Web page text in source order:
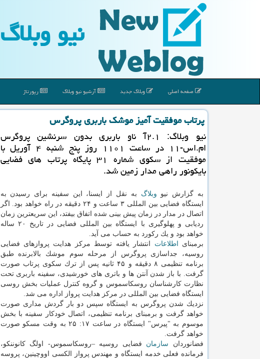
نیو وبلاگ
صفحه اصلی وبلاگ جدید آرشیو نیو وبلاگ رپورتاژ
پرتاب موفقیت آمیز موشك باربری پروگرس
نیو وبلاگ: ۲.۱آ ناو باربری بدون سرنشین پروگرس
ام.اس-۱۱ در ساعت ۱۱۰۱ روز پنج شنبه ۴ آوریل با
موفقیت از سكوی شماره ۳۱ پایگاه پرتاب های فضایی
بایكونور راهی مدار زمین شد.
به گزارش نیو وبلاگ به نقل از ایسنا، این سفینه برای رسیدن به
ایستگاه فضایی بین المللی ۳ ساعت و ۲۴ دقیقه در راه خواهد بود. اگر
اتصال در مدار در زمان پیش بینی شده اتفاق بیفتد، این سریعترین زمان
ردیابی و پهلوگیری با ایستگاه بین المللی فضایی در تاریخ ۲۰ ساله
خواهد بود و یك ركورد به حساب می آید.
برمبنای
اطلاعات انتشار یافته توسط مركز هدایت پروازهای فضایی
روسیه، جداسازی پروگرس از مرحله سوم موشك بالابرنده طبق
برنامه تنظیمی ۸ دقیقه و ۴۵ ثانیه پس از ترك سكوی پرتاب صورت
گرفت. با باز شدن آنتن ها و باتری های خورشیدی، سفینه باربری تحت
نظارت كارشناسان روسكاسموس و گروه كنترل عملیات بخش روسی
ایستگاه فضایی بین المللی در مركز هدایت پرواز اداره می شد.
نزدیك شدن پروگرس به ایستگاه سپس دو بار گردش مداری صورت
خواهد گرفت و برمبنای برنامه تنظیمی، اتصال خودكار سفینه با بخش
موسوم به "پیرس" ایستگاه در ساعت ۱۷: ۲۵ به وقت مسكو صورت
خواهد گرفت.
فضانوردان سازمان فضایی روسیه –روسكاسموس- اولگ كانوننكو،
فرمانده فعلی خدمه ایستگاه و مهندس پرواز الكسی اووچینین، پروسه